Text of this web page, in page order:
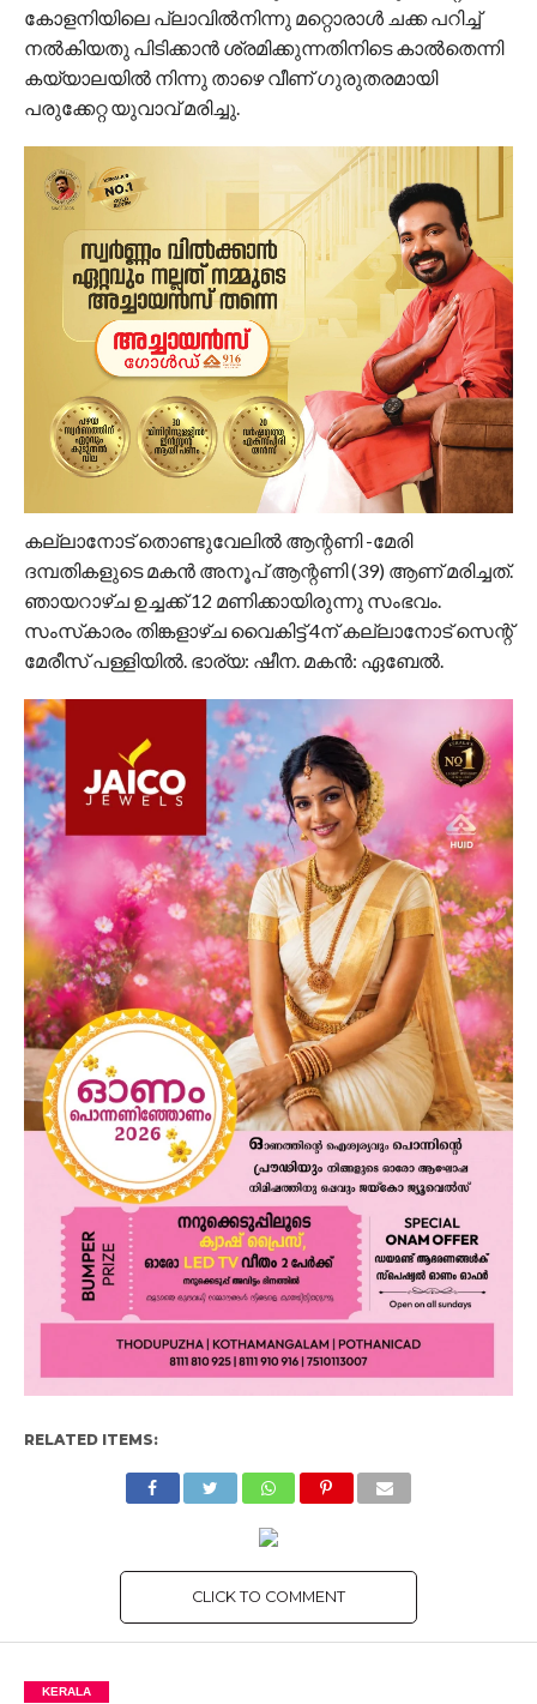
കോളനിയിലെ പ്ലാവിൽനിന്നു മറ്റൊരാൾ ചക്ക പറിച്ച്
നൽകിയതു പിടിക്കാൻ ശ്രമിക്കുന്നതിനിടെ കാൽതെന്നി
കയ്യാലയിൽ നിന്നു താഴെ വീണ് ഗുരുതരമായി
പരുക്കേറ്റ യുവാവ് മരിച്ചു.
കല്ലാനോട് തൊണ്ടുവേലിൽ ആന്റണി -മേരി
ദമ്പതികളുടെ മകൻ അനൂപ് ആന്റണി (39) ആണ് മരിച്ചത്.
ഞായറാഴ്ച ഉച്ചക്ക് 12 മണിക്കായിരുന്നു സംഭവം.
സംസ്‌കാരം തിങ്കളാഴ്ച വൈകിട്ട് 4ന് കല്ലാനോട് സെന്റ്
മേരീസ് പള്ളിയിൽ. ഭാര്യ: ഷീന. മകൻ: ഏബേൽ.
RELATED ITEMS:
CLICK TO COMMENT
KERALA